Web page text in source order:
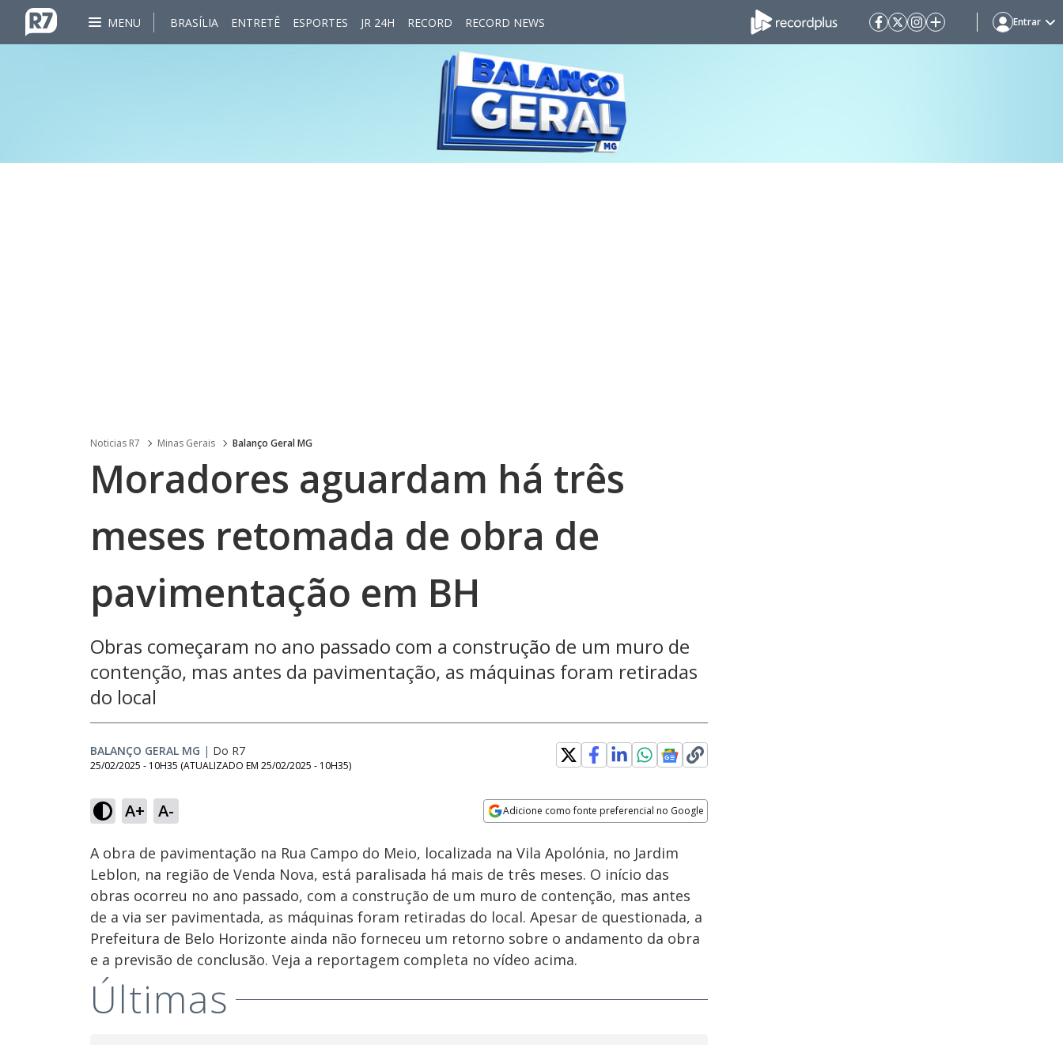
MENU BRASÍLIA ENTRETÊ ESPORTES JR 24H RECORD RECORD NEWS Entrar
Noticias R7 Minas Gerais Balanço Geral MG
Moradores aguardam há três
meses retomada de obra de
pavimentação em BH
Obras começaram no ano passado com a construção de um muro de
contenção, mas antes da pavimentação, as máquinas foram retiradas
do local
BALANÇO GERAL MG | Do R7
25/02/2025 - 10H35 (ATUALIZADO EM 25/02/2025 - 10H35)
A+ A- Adicione como fonte preferencial no Google
Ativar
Som
12.09%
Velocidade
A obra de pavimentação na Rua Campo do Meio, localizada na Vila Apolónia, no Jardim
Leblon, na região de Venda Nova, está paralisada há mais de três meses. O início das
obras ocorreu no ano passado, com a construção de um muro de contenção, mas antes
de a via ser pavimentada, as máquinas foram retiradas do local. Apesar de questionada, a
Prefeitura de Belo Horizonte ainda não forneceu um retorno sobre o andamento da obra
e a previsão de conclusão. Veja a reportagem completa no vídeo acima.
Últimas